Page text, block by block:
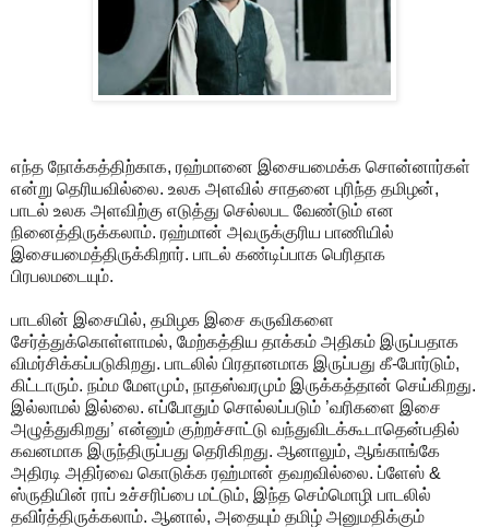
எந்த நோக்கத்திற்காக, ரஹ்மானை இசையமைக்க சொன்னார்கள்
என்று தெரியவில்லை. உலக அளவில் சாதனை புரிந்த தமிழன்,
பாடல் உலக அளவிற்கு எடுத்து செல்லபட வேண்டும் என
நினைத்திருக்கலாம். ரஹ்மான் அவருக்குரிய பாணியில்
இசையமைத்திருக்கிறார். பாடல் கண்டிப்பாக பெரிதாக
பிரபலமடையும்.
பாடலின் இசையில், தமிழக இசை கருவிகளை
சேர்த்துக்கொள்ளாமல், மேற்கத்திய தாக்கம் அதிகம் இருப்பதாக
விமர்சிக்கப்படுகிறது. பாடலில் பிரதானமாக இருப்பது கீ-போர்டும்,
கிட்டாரும். நம்ம மேளமும், நாதஸ்வரமும் இருக்கத்தான் செய்கிறது.
இல்லாமல் இல்லை. எப்போதும் சொல்லப்படும் ’வரிகளை இசை
அழுத்துகிறது’ என்னும் குற்றச்சாட்டு வந்துவிடக்கூடாதென்பதில்
கவனமாக இருந்திருப்பது தெரிகிறது. ஆனாலும், ஆங்காங்கே
அதிரடி அதிர்வை கொடுக்க ரஹ்மான் தவறவில்லை. ப்ளேஸ் &
ஸ்ருதியின் ராப் உச்சரிப்பை மட்டும், இந்த செம்மொழி பாடலில்
தவிர்த்திருக்கலாம். ஆனால், அதையும் தமிழ் அனுமதிக்கும்